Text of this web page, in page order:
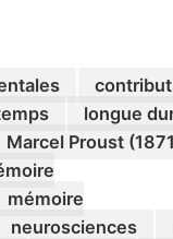
longue
Marcel Proust
mémoire
neurosciences